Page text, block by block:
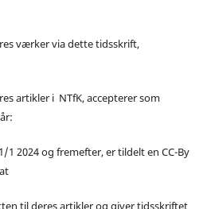
værker via dette tidsskrift,
artikler i NTfK, accepterer som
2024 og fremefter, er tildelt en CC-By
til deres artikler og giver tidsskriftet